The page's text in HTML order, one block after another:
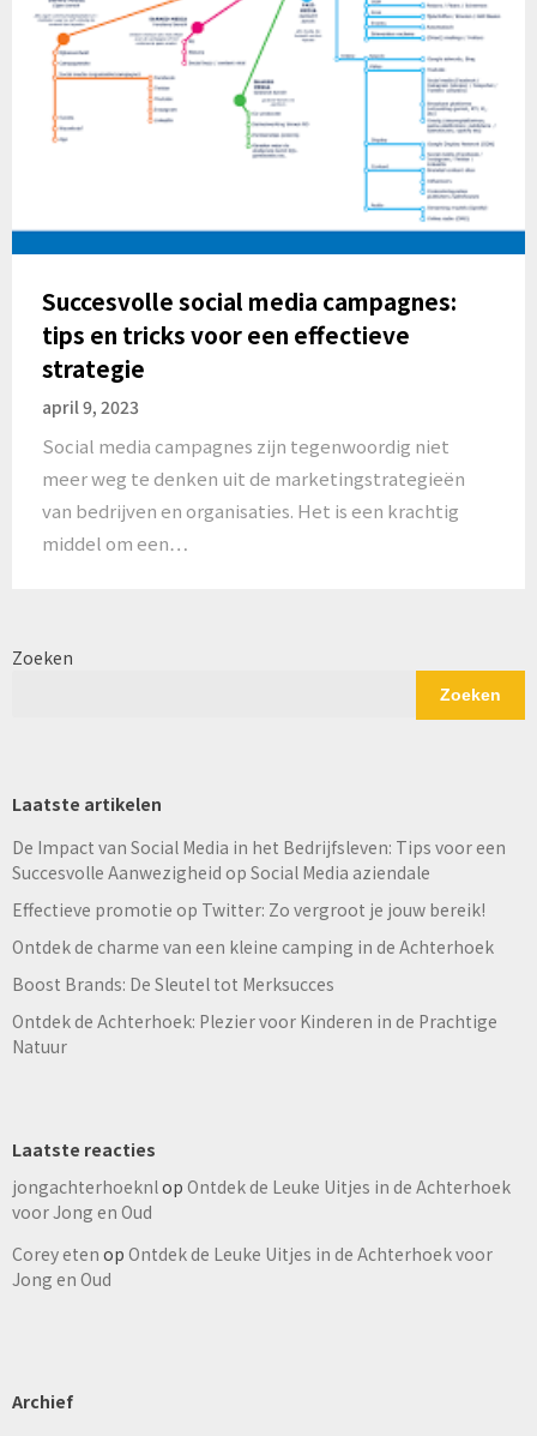
Succesvolle social media campagnes:
tips en tricks voor een effectieve
strategie
april 9, 2023
Social media campagnes zijn tegenwoordig niet
meer weg te denken uit de marketingstrategieën
van bedrijven en organisaties. Het is een krachtig
middel om een…
Zoeken
Zoeken
Laatste artikelen
De Impact van Social Media in het Bedrijfsleven: Tips voor een
Succesvolle Aanwezigheid op Social Media aziendale
Effectieve promotie op Twitter: Zo vergroot je jouw bereik!
Ontdek de charme van een kleine camping in de Achterhoek
Boost Brands: De Sleutel tot Merksucces
Ontdek de Achterhoek: Plezier voor Kinderen in de Prachtige
Natuur
Laatste reacties
jongachterhoeknl op Ontdek de Leuke Uitjes in de Achterhoek
voor Jong en Oud
Corey eten op Ontdek de Leuke Uitjes in de Achterhoek voor
Jong en Oud
Archief